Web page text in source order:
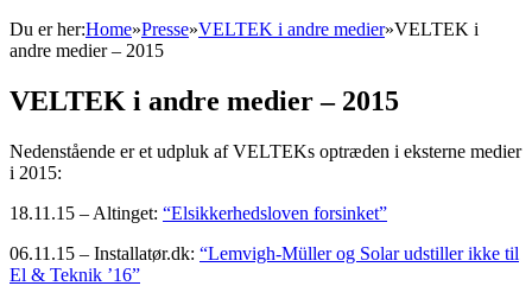
Du er her:Home»Presse»VELTEK i andre medier»VELTEK i
andre medier – 2015
VELTEK i andre medier – 2015
Nedenstående er et udpluk af VELTEKs optræden i eksterne medier
i 2015:
18.11.15 – Altinget: “Elsikkerhedsloven forsinket”
06.11.15 – Installatør.dk: “Lemvigh-Müller og Solar udstiller ikke til
El & Teknik ’16”